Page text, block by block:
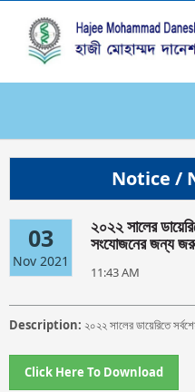
Notice /
03
Nov 2021
২০২২ সালের
সংযোজনের জন্য
11:43 AM
Description: ২০২২ সালের ডায়েরিতে
Click Here To Download